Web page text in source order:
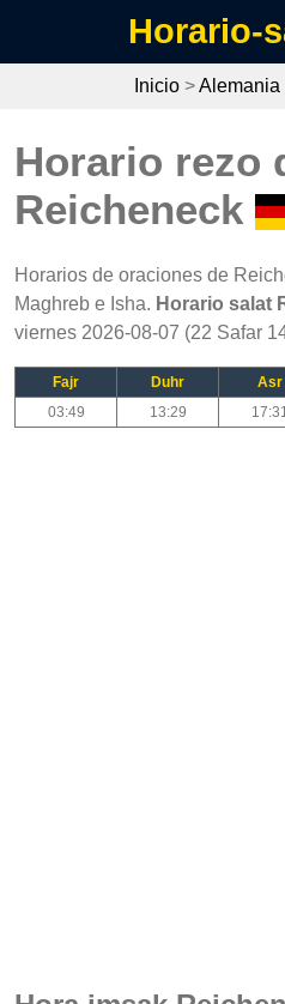
Horario-
Inicio >Alemania
Horario rezo
Reicheneck
Horarios de oraciones de
Maghreb e Isha. Horario salat
viernes 2026-08-07 (22 Safar
Fajr Duhr Asr
03:49
13:29